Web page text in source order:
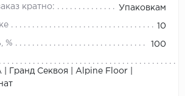
кратно: Упаковкам
10
% 100
| Гранд Секвоя | Alpine Floor |